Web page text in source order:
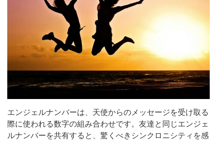
エンジェルナンバーは、天使からのメッセージを受け取る
際に使われる数字の組み合わせです。友達と同じエンジェ
ルナンバーを共有すると、驚くべきシンクロニシティを感